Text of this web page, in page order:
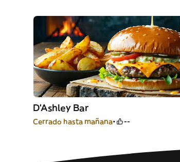
D‘Ashley Bar
Cerrado hasta mañana --